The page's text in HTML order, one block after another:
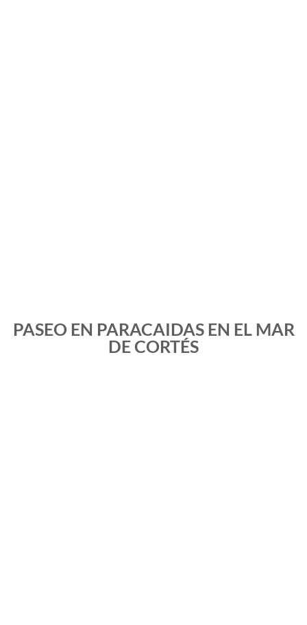
PASEO EN PARACAIDAS EN EL MAR
DE CORTÉS